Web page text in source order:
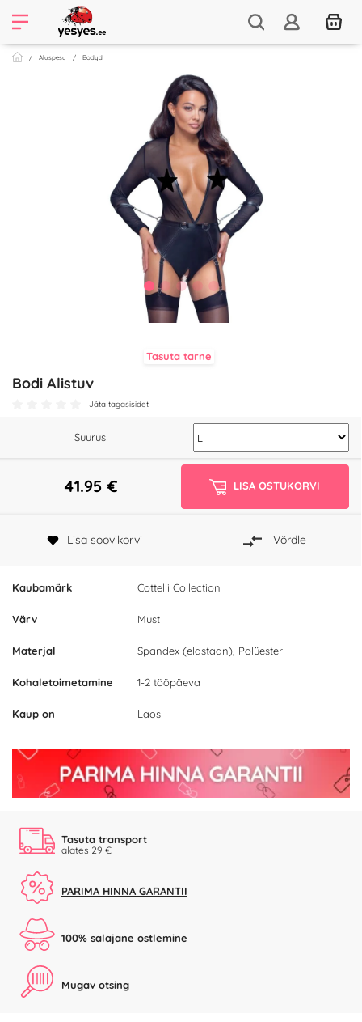
Aluspesu Bodyd
Tasuta tarne
Bodi Alistuv
Jäta tagasisidet
Kaubamärk Cottelli Collection
Värv Must
Materjal Spandex (elastaan), Polüester
Kohaletoimetamine 1-2 tööpäeva
Kaup on Laos
Suurus
41.95 € LISA OSTUKORVI
Lisa soovikorvi Võrdle
Tasuta transport
alates 29 €
PARIMA HINNA GARANTII
100% salajane ostlemine
Mugav otsing